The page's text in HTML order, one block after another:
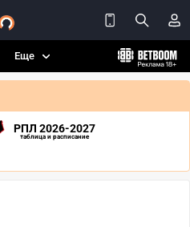
Еще
РПЛ 2026-2027
таблица и расписание